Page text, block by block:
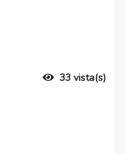
33 vista(s)